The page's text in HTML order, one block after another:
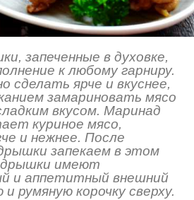
запеченные в духовке,
к любому гарниру.
сделать ярче и вкуснее,
замариновать мясо
вкусом. Маринад
куриное мясо,
и нежнее. После
запекаем в этом
имеют
и аппетитный внешний
румяную корочку сверху.